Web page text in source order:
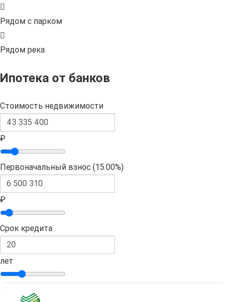
Рядом с парком
Рядом река
Ипотека от банков
Стоимость недвижимости
₽
Первоначальный взнос (15.00%)
₽
Срок кредита
лет